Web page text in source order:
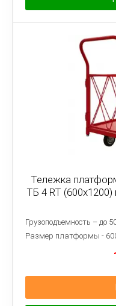
Тележка
ТБ 4 RT (600x1200)
Грузоподъемность – до
Размер платформы - 6